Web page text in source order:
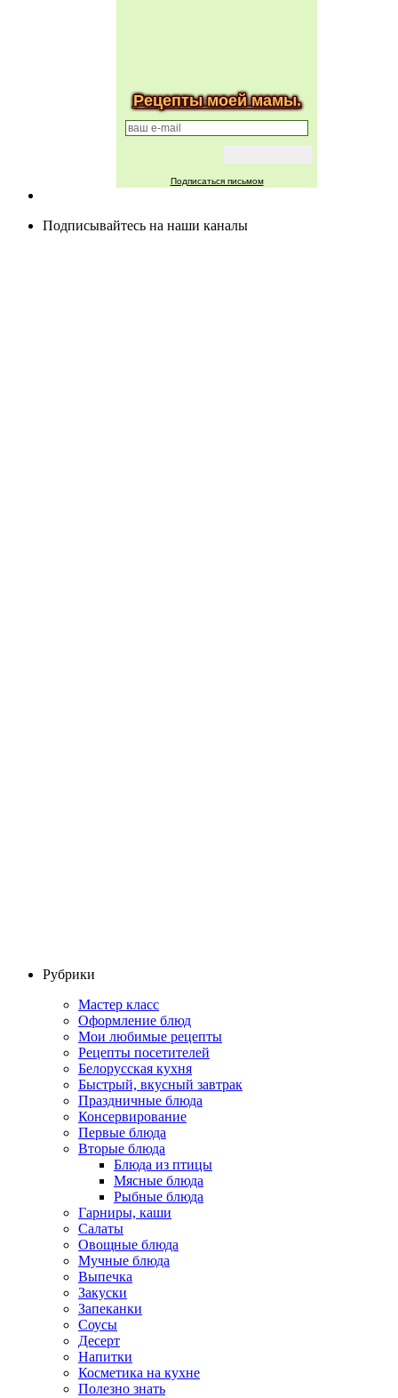
Рецепты моей мамы.
Подписаться письмом
Подписывайтесь на наши каналы
Рубрики
Мастер класс
Оформление блюд
Мои любимые рецепты
Рецепты посетителей
Белорусская кухня
Быстрый, вкусный завтрак
Праздничные блюда
Консервирование
Первые блюда
Вторые блюда
Блюда из птицы
Мясные блюда
Рыбные блюда
Гарниры, каши
Салаты
Овощные блюда
Мучные блюда
Выпечка
Закуски
Запеканки
Соусы
Десерт
Напитки
Косметика на кухне
Полезно знать